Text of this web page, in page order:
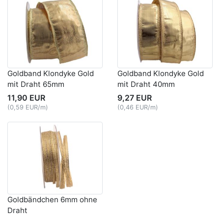
Goldband Klondyke Gold
mit Draht 65mm
11,90 EUR
(0,59 EUR/m)
Goldband Klondyke Gold
mit Draht 40mm
9,27 EUR
(0,46 EUR/m)
Goldbändchen 6mm ohne
Draht